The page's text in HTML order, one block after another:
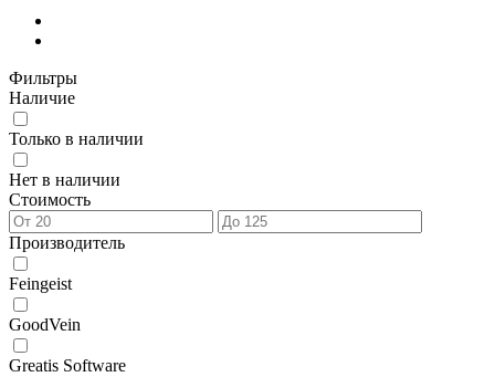
Фильтры
Наличие
Только в наличии
Нет в наличии
Стоимость
Производитель
Feingeist
GoodVein
Greatis Software